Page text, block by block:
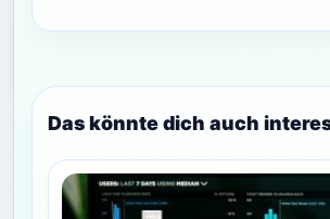
Das könnte dich auch